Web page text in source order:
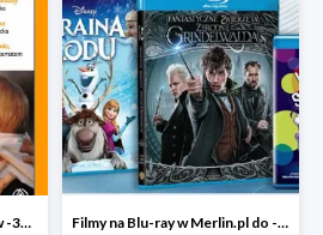
Ojcostwo dla żóltodziobów -39% Filmy na Blu-ray w Merlin.pl do -63%